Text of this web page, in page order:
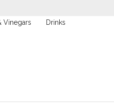
Vinegars Drinks